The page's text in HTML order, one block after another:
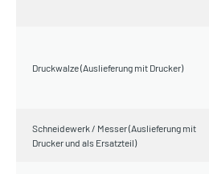
Druckwalze (Auslieferung mit Drucker)
Schneidewerk / Messer (Auslieferung mit
Drucker und als Ersatzteil)